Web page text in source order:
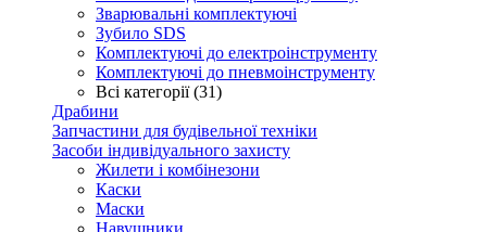
Зварювальні комплектуючі
Зубило SDS
Комплектуючі до електроінструменту
Комплектуючі до пневмоінструменту
Всі категорії (31)
Драбини
Запчастини для будівельної техніки
Засоби індивідуального захисту
Жилети і комбінезони
Каски
Маски
Навушники